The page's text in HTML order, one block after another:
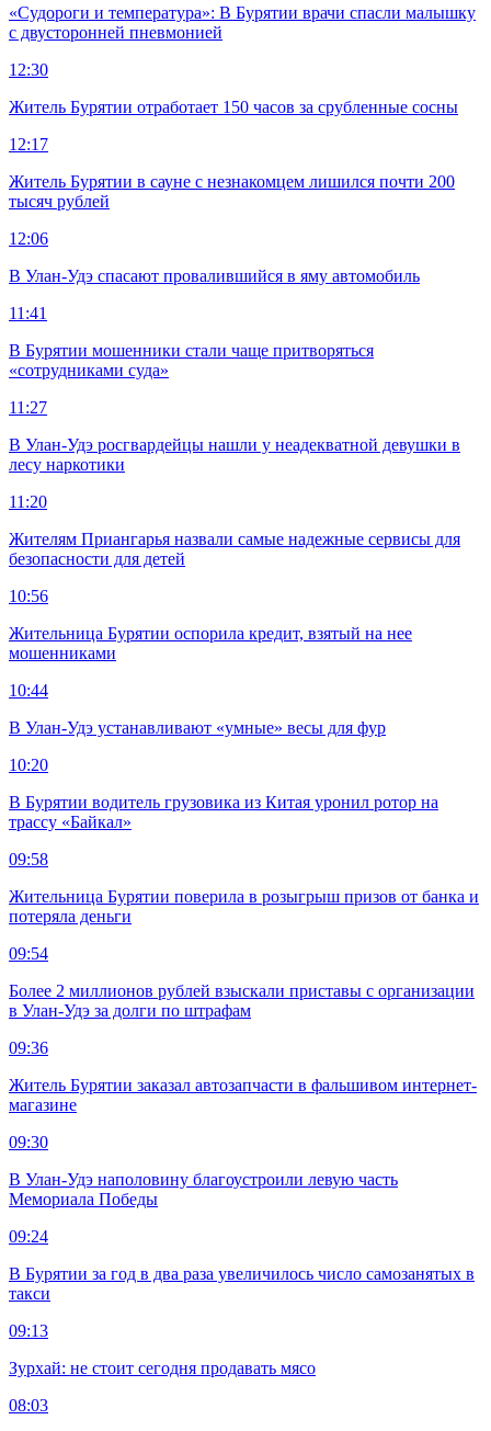
«Судороги и температура»: В Бурятии врачи спасли малышку
с двусторонней пневмонией
12:30
Житель Бурятии отработает 150 часов за срубленные сосны
12:17
Житель Бурятии в сауне с незнакомцем лишился почти 200
тысяч рублей
12:06
В Улан-Удэ спасают провалившийся в яму автомобиль
11:41
В Бурятии мошенники стали чаще притворяться
«сотрудниками суда»
11:27
В Улан-Удэ росгвардейцы нашли у неадекватной девушки в
лесу наркотики
11:20
Жителям Приангарья назвали самые надежные сервисы для
безопасности для детей
10:56
Жительница Бурятии оспорила кредит, взятый на нее
мошенниками
10:44
В Улан-Удэ устанавливают «умные» весы для фур
10:20
В Бурятии водитель грузовика из Китая уронил ротор на
трассу «Байкал»
09:58
Жительница Бурятии поверила в розыгрыш призов от банка и
потеряла деньги
09:54
Более 2 миллионов рублей взыскали приставы с организации
в Улан-Удэ за долги по штрафам
09:36
Житель Бурятии заказал автозапчасти в фальшивом интернет-
магазине
09:30
В Улан-Удэ наполовину благоустроили левую часть
Мемориала Победы
09:24
В Бурятии за год в два раза увеличилось число самозанятых в
такси
09:13
Зурхай: не стоит сегодня продавать мясо
08:03